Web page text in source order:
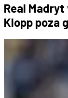
Real
Klopp poza